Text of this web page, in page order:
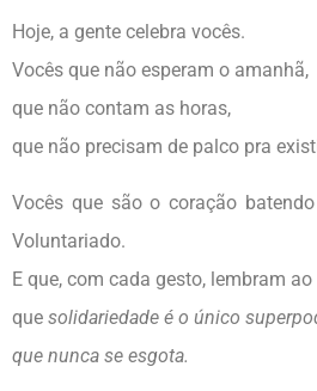
Hoje, a gente celebra vocês.
Vocês que não esperam o amanhã,
que não contam as horas,
que não precisam de palco pra
Vocês que são o coração
Voluntariado.
E que, com cada gesto, lembram
que solidariedade é o único
que nunca se esgota.